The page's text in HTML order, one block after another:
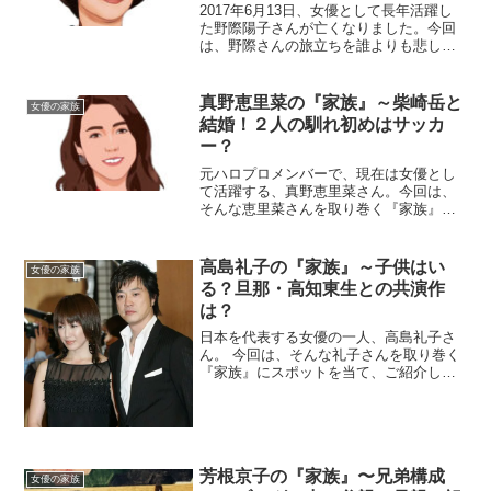
2017年6月13日、女優として長年活躍し
た野際陽子さんが亡くなりました。今回
は、野際さんの旅立ちを誰よりも悲しむ
生年月日：1936年〈昭和11年〉1月24日
身長：16...
女優の家族
真野恵里菜の『家族』～柴崎岳と
結婚！２人の馴れ初めはサッカ
ー？
元ハロプロメンバーで、現在は女優とし
て活躍する、真野恵里菜さん。今回は、
そんな恵里菜さんを取り巻く『家族』に
1991年4月11日（27歳）※2018年7月現在
身長：15...
女優の家族
高島礼子の『家族』～子供はい
る？旦那・高知東生との共演作
は？
日本を代表する女優の一人、高島礼子さ
ん。 今回は、そんな礼子さんを取り巻く
『家族』にスポットを当て、ご紹介しま
女優の家族
芳根京子の『家族』〜兄弟構成